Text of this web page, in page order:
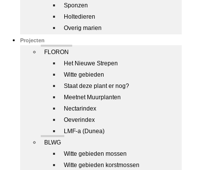
Sponzen
Holtedieren
Overig marien
Projecten
FLORON
Het Nieuwe Strepen
Witte gebieden
Staat deze plant er nog?
Meetnet Muurplanten
Nectarindex
Oeverindex
LMF-a (Dunea)
BLWG
Witte gebieden mossen
Witte gebieden korstmossen